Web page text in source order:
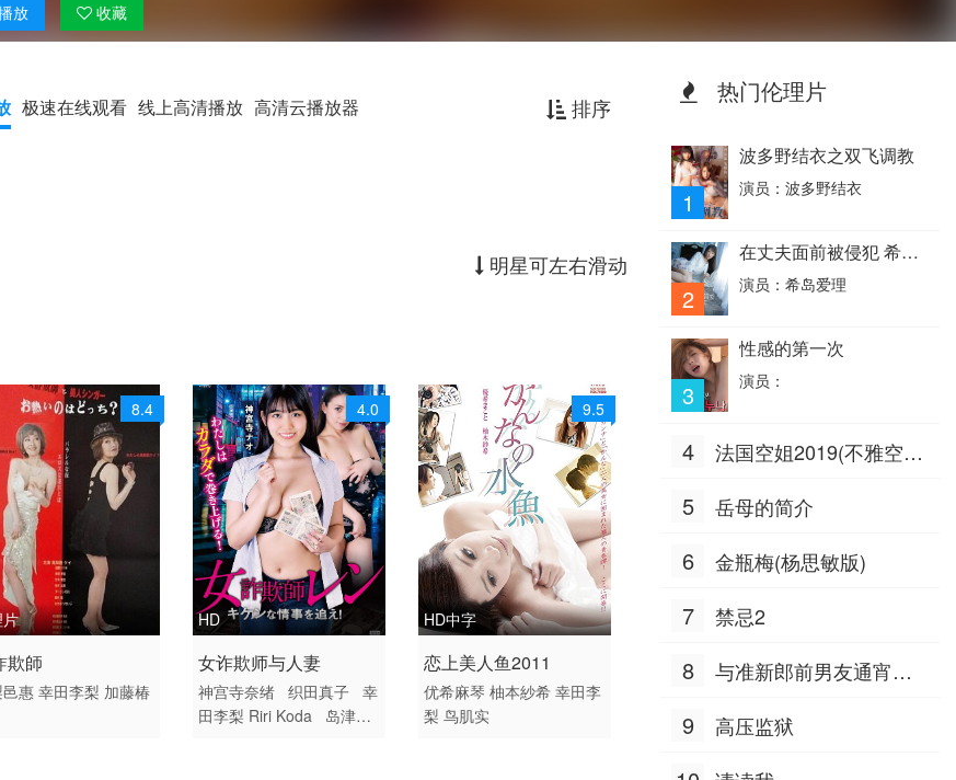
放 收藏
排序
极速在线观看 线上高清播放 高清云播放器
明星可左右滑动
8.4
/ 日本 / 日语
伦理
欺師
惠 幸田李梨 加藤椿
4.0
HD
2020 / 日本 / 日语
伦理
女诈欺师与人妻
神宫寺奈绪 织田真子
幸
田李梨 Riri Koda
岛津健
9.5
HD中字
2011 / 日本 / 日语
日本伦理
恋上美人鱼2011
优希麻琴 柚本紗希 幸田李
梨 鸟肌实
热门伦理片
1
波多野结衣之双飞调教
演员：波多野结衣
2
在丈夫面前被侵犯 希岛
演员：希岛爱理
3
性感的第一次
演员：
4
法国空姐2019(不雅空
5 岳母的简介
6 金瓶梅(杨思敏版)
7 禁忌2
8
与准新郎前男友通宵狂
9 高压监狱